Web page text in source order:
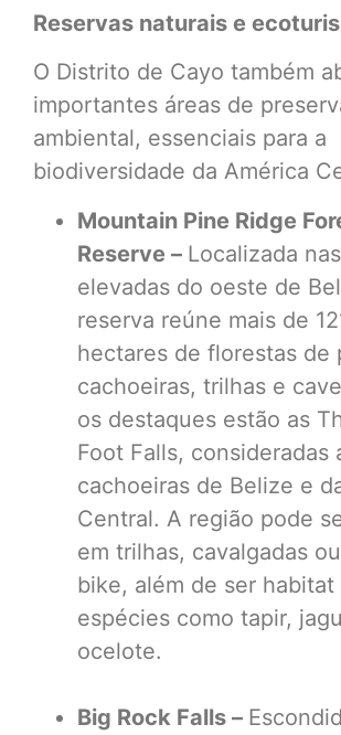
Reservas naturais e
O Distrito de Cayo também
importantes áreas de
ambiental, essenciais para a
biodiversidade da América
Mountain Pine Ridge
Reserve – Localizada
elevadas do oeste de
reserva reúne mais de
hectares de florestas de
cachoeiras, trilhas e
os destaques estão as
Foot Falls, consideradas
cachoeiras de Belize e
Central. A região pode
em trilhas, cavalgadas
bike, além de ser habitat
espécies como tapir,
ocelote.
Big Rock Falls –